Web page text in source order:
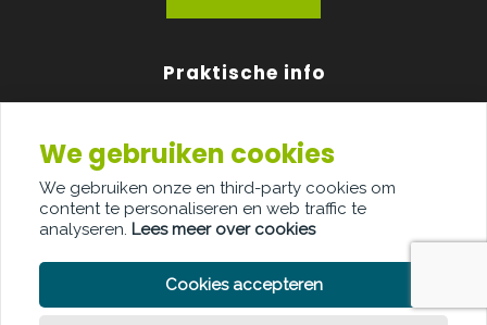
Praktische info
Over ons
Adverteren
Contact
We gebruiken cookies
We gebruiken onze en third-party cookies om
content te personaliseren en web traffic te
analyseren. Lees meer over cookies
Cookies accepteren